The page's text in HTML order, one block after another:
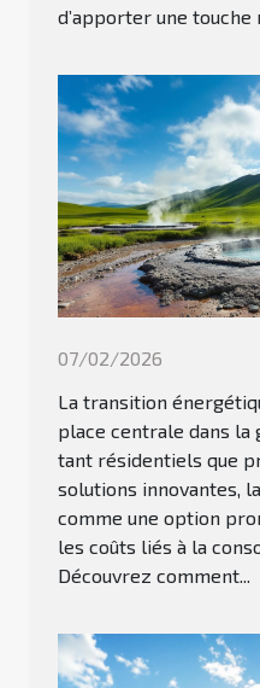
d’apporter une touche
07/02/2026
La transition
place centrale dans la
tant résidentiels que
solutions innovantes,
comme une option
les coûts liés à la
Découvrez comment...